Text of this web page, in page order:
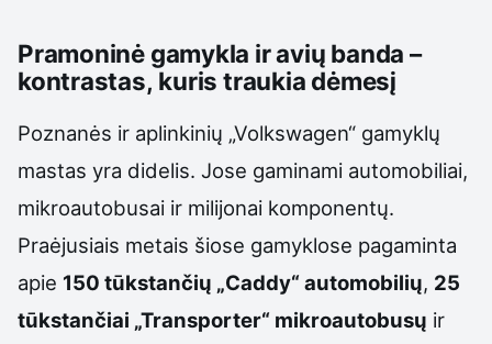
Pramoninė gamykla ir avių banda –
kontrastas, kuris traukia dėmesį
Poznanės ir aplinkinių „Volkswagen“ gamyklų
mastas yra didelis. Jose gaminami automobiliai,
mikroautobusai ir milijonai komponentų.
Praėjusiais metais šiose gamyklose pagaminta
apie 150 tūkstančių „Caddy“ automobilių, 25
tūkstančiai „Transporter“ mikroautobusų ir